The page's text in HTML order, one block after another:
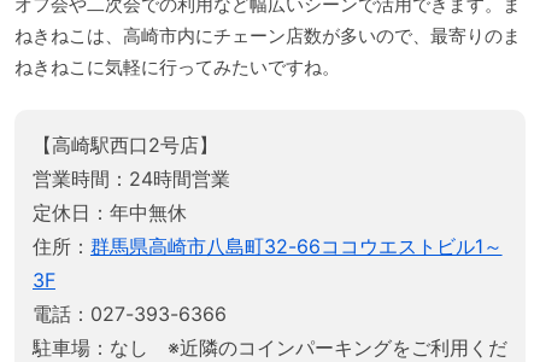
ねきねこは、高崎市内にチェーン店数が多いので、最寄りのま
ねきねこに気軽に行ってみたいですね。
【高崎駅西口2号店】
営業時間：24時間営業
定休日：年中無休
住所： 群馬県高崎市八島町32-66ココウエストビル1～
3F
電話：027-393-6366
駐車場：なし ※近隣のコインパーキングをご利用くだ